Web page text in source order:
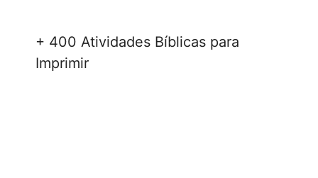
+ 400 Atividades Bíblicas para
Imprimir